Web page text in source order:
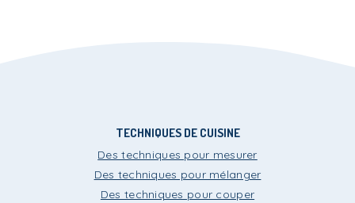
TECHNIQUES DE CUISINE
Des techniques pour mesurer
Des techniques pour mélanger
Des techniques pour couper